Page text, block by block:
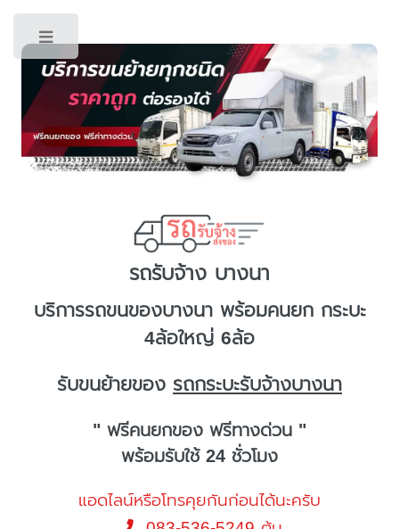
รถรับจ้าง บางนา
บริการรถขนของบางนาพร้อมคนยก กระบะ
4ล้อใหญ่ 6ล้อ
รับขนย้ายของ รถกระบะรับจ้างบางนา
" ฟรีคนยกของ ฟรีทางด่วน "
พร้อมรับใช้ 24 ชั่วโมง
แอดไลน์หรือโทรคุยกันก่อนได้นะครับ
Toggle